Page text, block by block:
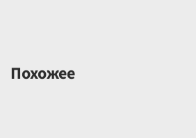
Похожее